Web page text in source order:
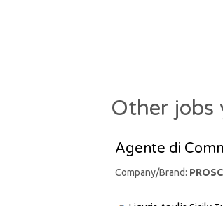
Other jobs
Agente di
Company/Brand: